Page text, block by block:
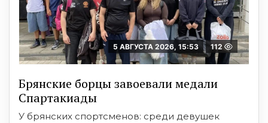
5 АВГУСТА 2026, 15:53 112
Брянские борцы завоевали медали
Спартакиады
У брянских спортсменов: среди девушек